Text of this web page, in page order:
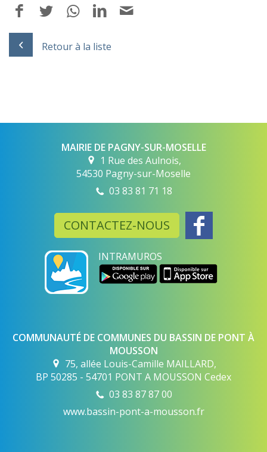
Retour à la liste
MAIRIE DE PAGNY-SUR-MOSELLE
1 Rue des Aulnois,
54530 Pagny-sur-Moselle
03 83 81 71 18
CONTACTEZ-NOUS
INTRAMUROS
COMMUNAUTÉ DE COMMUNES DU BASSIN DE PONT À
MOUSSON
75, allée Louis-Camille MAILLARD,
BP 50285 - 54701 PONT A MOUSSON Cedex
03 83 87 87 00
www.bassin-pont-a-mousson.fr